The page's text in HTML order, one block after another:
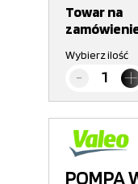
Towar na
Wybierz ilość
POMPA